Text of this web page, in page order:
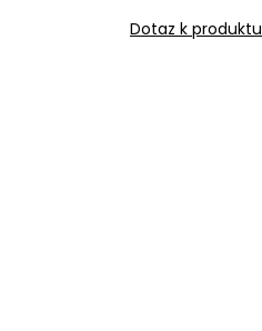
Dotaz k produktu